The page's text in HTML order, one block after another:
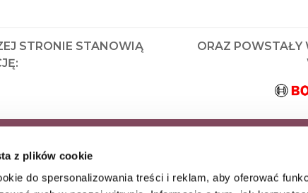
z plików cookie
do spersonalizowania treści i reklam, aby oferować
STRONIE STANOWIĄ
ORAZ POWSTAŁY
JAKO PIERWSZY
WYJĄTKOWE